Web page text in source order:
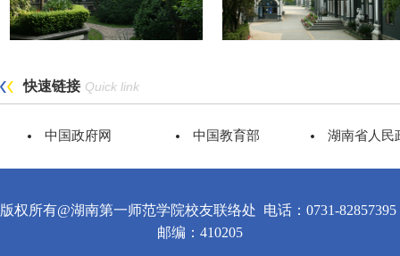
快速链接 Quick link
中国政府网 中国教育部 湖南省人民
版权所有@湖南第一师范学院校友联络处 电话：0731-82857395
邮编：410205